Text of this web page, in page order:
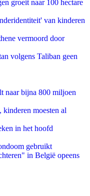
groeit naar 100 hectare
van kinderen
vermoord door
volgens Taliban geen
naar bijna 800 miljoen
moesten al
in het hoofd
gebruikt
in België opeens